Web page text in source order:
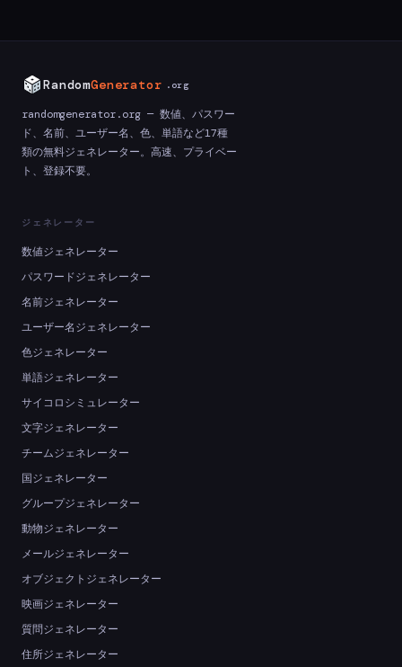
RandomGenerator .org
randomgenerator.org — 数値、パスワー
ド、名前、ユーザー名、色、単語など17種
類の無料ジェネレーター。高速、プライベー
ト、登録不要。
ジェネレーター
数値ジェネレーター
パスワードジェネレーター
名前ジェネレーター
ユーザー名ジェネレーター
色ジェネレーター
単語ジェネレーター
サイコロシミュレーター
文字ジェネレーター
チームジェネレーター
国ジェネレーター
グループジェネレーター
動物ジェネレーター
メールジェネレーター
オブジェクトジェネレーター
映画ジェネレーター
質問ジェネレーター
住所ジェネレーター